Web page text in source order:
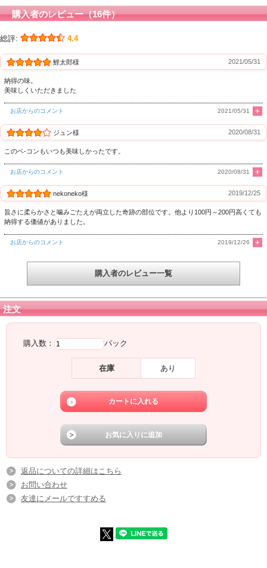
購入者のレビュー（16件）
総評: 4.4
鯉太郎様 2021/05/31
納得の味。
美味しくいただきました
お店からのコメント 2021/05/31
ジュン様 2020/08/31
このベ-コンもいつも美味しかったです。
お店からのコメント 2020/08/31
nekoneko様 2019/12/25
旨さに柔らかさと噛みごたえが両立した奇跡の部位です。他より100円～200円高くても
納得する価値がありました。
お店からのコメント 2019/12/26
購入者のレビュー一覧
注文
購入数： パック
在庫 あり
返品についての詳細はこちら
お問い合わせ
友達にメールですすめる